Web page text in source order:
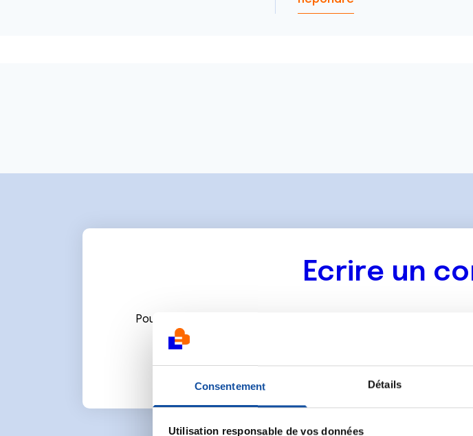
Consentement Détails
Utilisation responsable de vos données
Ecrire un
Pour écrire un commentaire ou lancer une nouvelle
Se connecter